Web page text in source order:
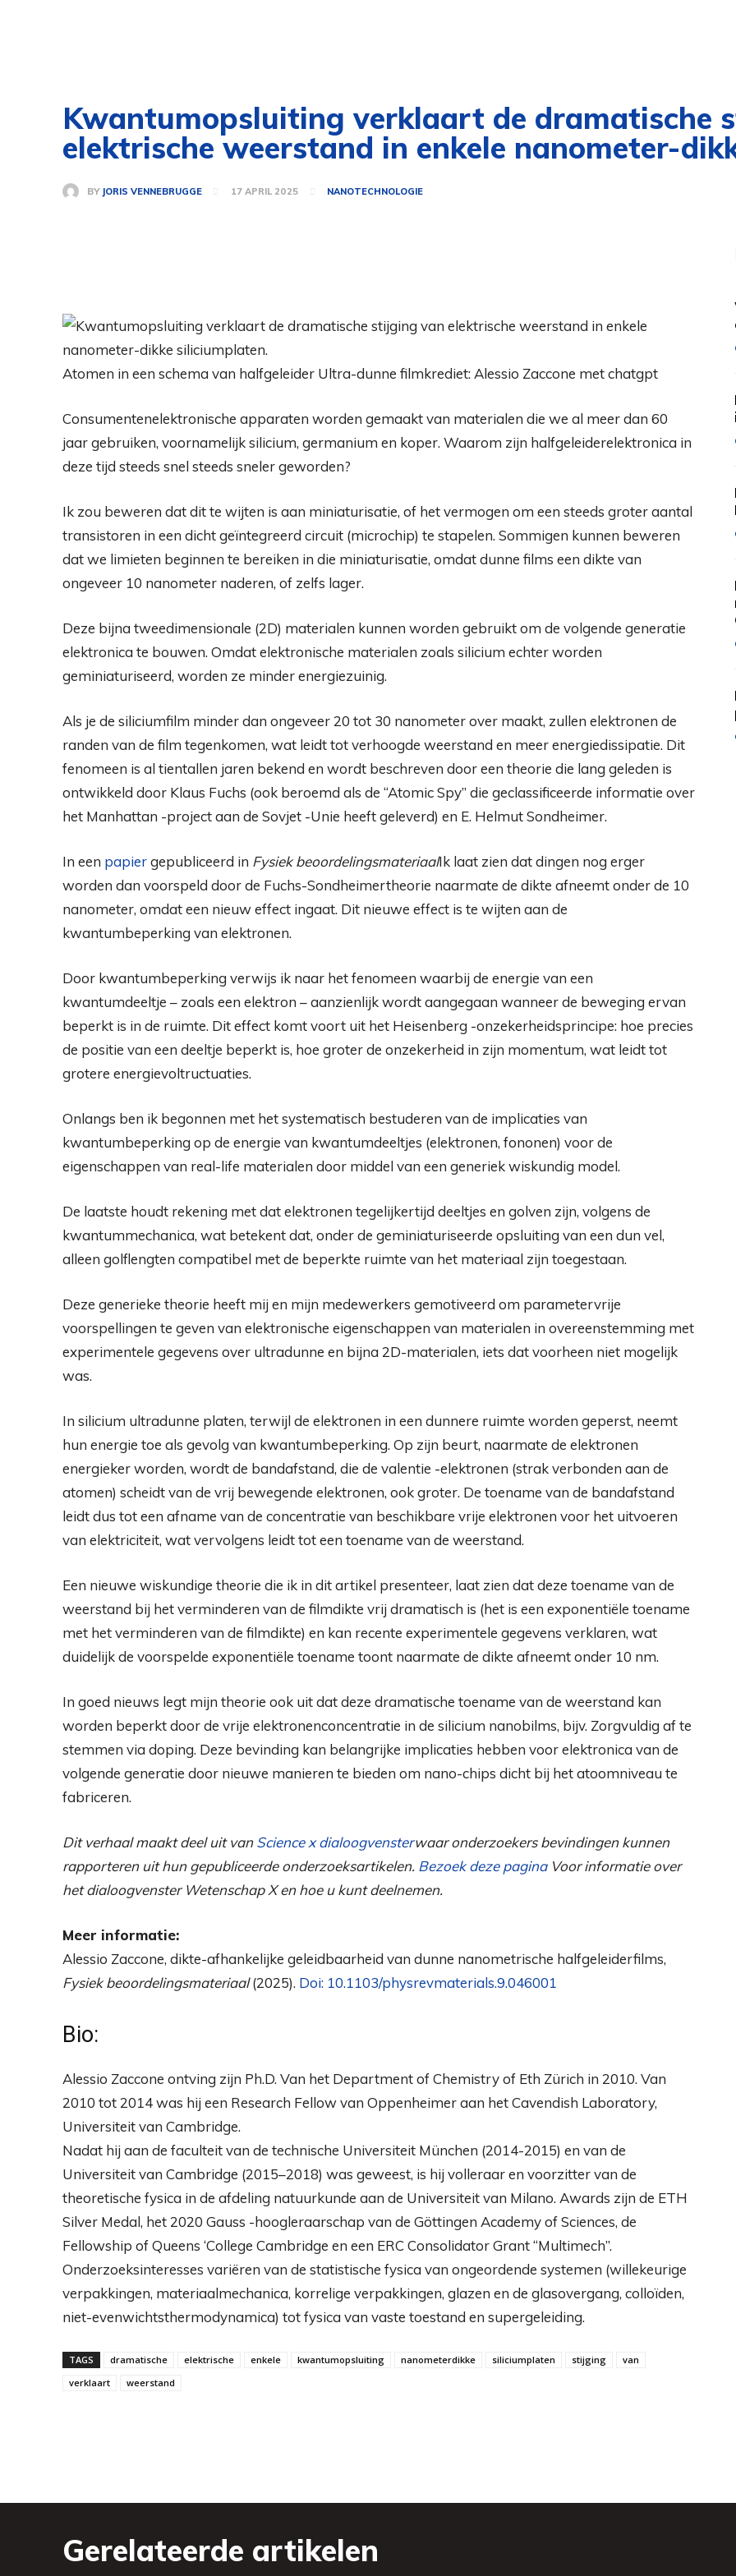
Kwantumopsluiting verklaart de dramatische
elektrische weerstand in enkele nanometer-
BY JORIS VENNEBRUGGE 17 APRIL 2025 NANOTECHNOLOGIE
Atomen in een schema van halfgeleider Ultra-dunne filmkrediet: Alessio Zaccone met chatgpt
Consumentenelektronische apparaten worden gemaakt van materialen die we al meer dan 60
jaar gebruiken, voornamelijk silicium, germanium en koper. Waarom zijn halfgeleiderelektronica in
deze tijd steeds snel steeds sneler geworden?
Ik zou beweren dat dit te wijten is aan miniaturisatie, of het vermogen om een ​​steeds groter aantal
transistoren in een dicht geïntegreerd circuit (microchip) te stapelen. Sommigen kunnen beweren
dat we limieten beginnen te bereiken in die miniaturisatie, omdat dunne films een dikte van
ongeveer 10 nanometer naderen, of zelfs lager.
Deze bijna tweedimensionale (2D) materialen kunnen worden gebruikt om de volgende generatie
elektronica te bouwen. Omdat elektronische materialen zoals silicium echter worden
geminiaturiseerd, worden ze minder energiezuinig.
Als je de siliciumfilm minder dan ongeveer 20 tot 30 nanometer over maakt, zullen elektronen de
randen van de film tegenkomen, wat leidt tot verhoogde weerstand en meer energiedissipatie. Dit
fenomeen is al tientallen jaren bekend en wordt beschreven door een theorie die lang geleden is
ontwikkeld door Klaus Fuchs (ook beroemd als de “Atomic Spy” die geclassificeerde informatie over
het Manhattan -project aan de Sovjet -Unie heeft geleverd) en E. Helmut Sondheimer.
In een papiergepubliceerd in Fysiek beoordelingsmateriaalIk laat zien dat dingen nog erger
worden dan voorspeld door de Fuchs-Sondheimertheorie naarmate de dikte afneemt onder de 10
nanometer, omdat een nieuw effect ingaat. Dit nieuwe effect is te wijten aan de
kwantumbeperking van elektronen.
Door kwantumbeperking verwijs ik naar het fenomeen waarbij de energie van een
kwantumdeeltje – zoals een elektron – aanzienlijk wordt aangegaan wanneer de beweging ervan
beperkt is in de ruimte. Dit effect komt voort uit het Heisenberg -onzekerheidsprincipe: hoe precies
de positie van een deeltje beperkt is, hoe groter de onzekerheid in zijn momentum, wat leidt tot
grotere energievoltructuaties.
Onlangs ben ik begonnen met het systematisch bestuderen van de implicaties van
kwantumbeperking op de energie van kwantumdeeltjes (elektronen, fononen) voor de
eigenschappen van real-life materialen door middel van een generiek wiskundig model.
De laatste houdt rekening met dat elektronen tegelijkertijd deeltjes en golven zijn, volgens de
kwantummechanica, wat betekent dat, onder de geminiaturiseerde opsluiting van een dun vel,
alleen golflengten compatibel met de beperkte ruimte van het materiaal zijn toegestaan.
Deze generieke theorie heeft mij en mijn medewerkers gemotiveerd om parametervrije
voorspellingen te geven van elektronische eigenschappen van materialen in overeenstemming met
experimentele gegevens over ultradunne en bijna 2D-materialen, iets dat voorheen niet mogelijk
was.
In silicium ultradunne platen, terwijl de elektronen in een dunnere ruimte worden geperst, neemt
hun energie toe als gevolg van kwantumbeperking. Op zijn beurt, naarmate de elektronen
energieker worden, wordt de bandafstand, die de valentie -elektronen (strak verbonden aan de
atomen) scheidt van de vrij bewegende elektronen, ook groter. De toename van de bandafstand
leidt dus tot een afname van de concentratie van beschikbare vrije elektronen voor het uitvoeren
van elektriciteit, wat vervolgens leidt tot een toename van de weerstand.
Een nieuwe wiskundige theorie die ik in dit artikel presenteer, laat zien dat deze toename van de
weerstand bij het verminderen van de filmdikte vrij dramatisch is (het is een exponentiële toename
met het verminderen van de filmdikte) en kan recente experimentele gegevens verklaren, wat
duidelijk de voorspelde exponentiële toename toont naarmate de dikte afneemt onder 10 nm.
In goed nieuws legt mijn theorie ook uit dat deze dramatische toename van de weerstand kan
worden beperkt door de vrije elektronenconcentratie in de silicium nanobilms, bijv. Zorgvuldig af te
stemmen via doping. Deze bevinding kan belangrijke implicaties hebben voor elektronica van de
volgende generatie door nieuwe manieren te bieden om nano-chips dicht bij het atoomniveau te
fabriceren.
Dit verhaal maakt deel uit vanScience x dialoogvensterwaar onderzoekers bevindingen kunnen
rapporteren uit hun gepubliceerde onderzoeksartikelen. Bezoek deze paginaVoor informatie over
het dialoogvenster Wetenschap X en hoe u kunt deelnemen.
Meer informatie:
Alessio Zaccone, dikte-afhankelijke geleidbaarheid van dunne nanometrische halfgeleiderfilms,
Fysiek beoordelingsmateriaal(2025). Doi: 10.1103/physrevmaterials.9.046001
Bio:
Alessio Zaccone ontving zijn Ph.D. Van het Department of Chemistry of Eth Zürich in 2010. Van
2010 tot 2014 was hij een Research Fellow van Oppenheimer aan het Cavendish Laboratory,
Universiteit van Cambridge.
Nadat hij aan de faculteit van de technische Universiteit München (2014-2015) en van de
Universiteit van Cambridge (2015–2018) was geweest, is hij volleraar en voorzitter van de
theoretische fysica in de afdeling natuurkunde aan de Universiteit van Milano. Awards zijn de ETH
Silver Medal, het 2020 Gauss -hoogleraarschap van de Göttingen Academy of Sciences, de
Fellowship of Queens ‘College Cambridge en een ERC Consolidator Grant “Multimech”.
Onderzoeksinteresses variëren van de statistische fysica van ongeordende systemen (willekeurige
verpakkingen, materiaalmechanica, korrelige verpakkingen, glazen en de glasovergang, colloïden,
niet-evenwichtsthermodynamica) tot fysica van vaste toestand en supergeleiding.
TAGS dramatische elektrische enkele kwantumopsluiting nanometerdikke siliciumplaten stijging
van
verklaart
weerstand
Gerelateerde artikelen